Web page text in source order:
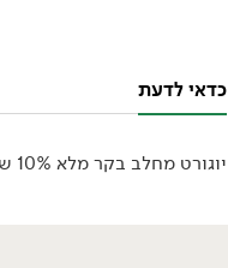
כדאי לדעת
יוגורט מחלב בקר מלא 10% שומן בתוספת מלפפונים, שמיר ושום